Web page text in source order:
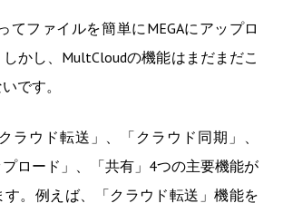
てファイルを簡単にMEGAにアップロ
かし、MultCloudの機能はまだまだこ
です。
ラウド転送」、「クラウド同期」、
プロード」、「共有」4つの主要機能が
。例えば、「クラウド転送」機能を